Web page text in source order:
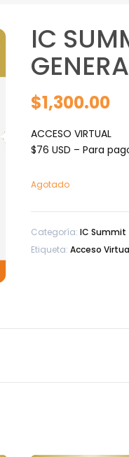
IC
$1,300.00
ACCESO VIRTUAL
$76 USD – Para
Agotado
Categoría: IC Summit
Etiqueta: Acceso